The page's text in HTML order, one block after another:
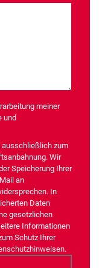
meiner
und
ausschließlich zum
Wir
Speicherung Ihrer
an
In
Daten
gesetzlichen
Informationen
Schutz Ihrer
.